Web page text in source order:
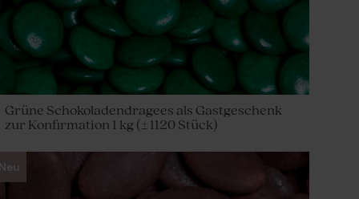
Grüne Schokoladendragees als Gastgeschenk
zur Konfirmation 1 kg (± 1120 Stück)
Neu